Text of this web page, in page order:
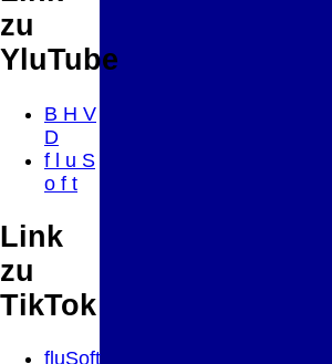
zu
YluTube
B H V
D
f l u S
o f t
Link
zu
TikTok
fluSoft